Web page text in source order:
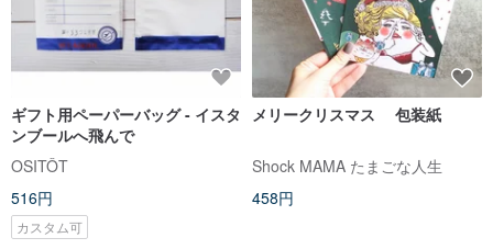
ギフト用ペーパーバッグ - イスタ
ンブールへ飛んで
OSITÔT
516円
カスタム可
メリークリスマス 包装紙
Shock MAMA たまごな人生
458円